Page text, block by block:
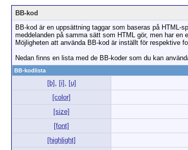
BB-kod
BB-kod är en uppsättning taggar som baseras på HTML-
meddelanden på samma sätt som HTML gör, men har
Möjligheten att använda BB-kod är inställt för respektive
Nedan finns en lista med de BB-koder som du kan
BB-kodlista
[b] , [i] , [u]
[color]
[size]
[font]
[highlight]